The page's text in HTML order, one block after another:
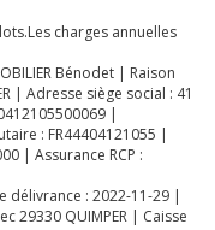
charges annuelles
Bénodet | Raison
| Adresse siège social : 41
|
: FR44404121055 |
| Assurance RCP :
délivrance : 2022-11-29 |
29330 QUIMPER | Caisse